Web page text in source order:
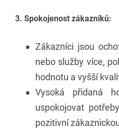
3. Spokojenost zákazníků:
Zákazníci jsou
nebo služby více,
hodnotu a vyšší
Vysoká přidaná
uspokojovat
pozitivní